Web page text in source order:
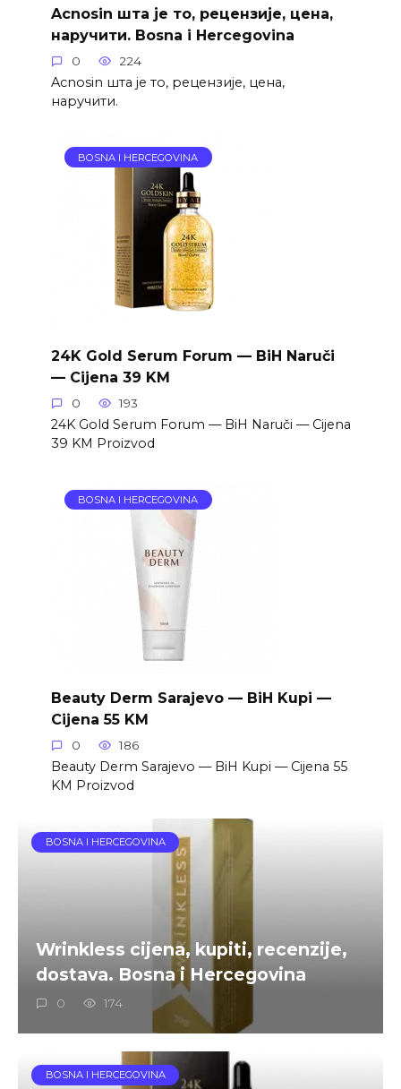
Acnosin шта је то, рецензије, цена,
наручити. Bosna i Hercegovina
0 224
Acnosin шта је то, рецензије, цена,
наручити.
BOSNA I HERCEGOVINA
24K Gold Serum Forum — BiH Naruči
— Cijena 39 KM
0 193
24K Gold Serum Forum — BiH Naruči — Cijena
39 KM Proizvod
BOSNA I HERCEGOVINA
Beauty Derm Sarajevo — BiH Kupi —
Cijena 55 KM
0 186
Beauty Derm Sarajevo — BiH Kupi — Cijena 55
KM Proizvod
BOSNA I HERCEGOVINA
Wrinkless cijena, kupiti, recenzije,
dostava. Bosna i Hercegovina
0 174
BOSNA I HERCEGOVINA